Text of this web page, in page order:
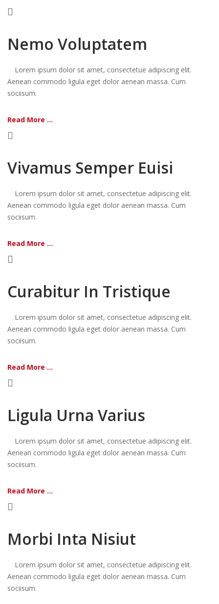
Nemo Voluptatem
Lorem ipsum dolor sit amet, consectetue adipiscing elit.
Aenean commodo ligula eget dolor aenean massa. Cum
sociisum.
Read More ...
Vivamus Semper Euisi
Lorem ipsum dolor sit amet, consectetue adipiscing elit.
Aenean commodo ligula eget dolor aenean massa. Cum
sociisum.
Read More ...
Curabitur In Tristique
Lorem ipsum dolor sit amet, consectetue adipiscing elit.
Aenean commodo ligula eget dolor aenean massa. Cum
sociisum.
Read More ...
Ligula Urna Varius
Lorem ipsum dolor sit amet, consectetue adipiscing elit.
Aenean commodo ligula eget dolor aenean massa. Cum
sociisum.
Read More ...
Morbi Inta Nisiut
Lorem ipsum dolor sit amet, consectetue adipiscing elit.
Aenean commodo ligula eget dolor aenean massa. Cum
sociisum.